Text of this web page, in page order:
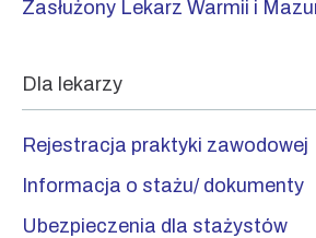
Zasłużony Lekarz Warmii i
Dla lekarzy
Rejestracja praktyki zawodowej
Informacja o stażu/ dokumenty
Ubezpieczenia dla stażystów